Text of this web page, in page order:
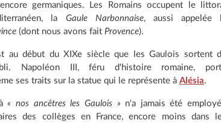
germaniques. Les Romains occupent le
la Gaule Narbonnaise, aussi appelée
(dont nous avons faitProvence).
au début du XIXe siècle que les Gaulois sortent
Napoléon III, féru d'histoire romaine,
ses traits sur la statue qui le représente à Alésia.
à« nos ancêtres les Gaulois » n'a jamais été
des collèges en France, encore moins dans